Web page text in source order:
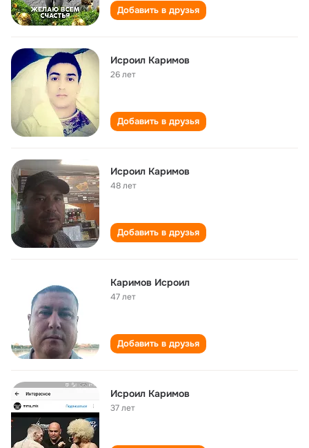
Добавить в друзья
Исроил Каримов
26 лет
Добавить в друзья
Исроил Каримов
48 лет
Добавить в друзья
Каримов Исроил
47 лет
Добавить в друзья
Исроил Каримов
37 лет